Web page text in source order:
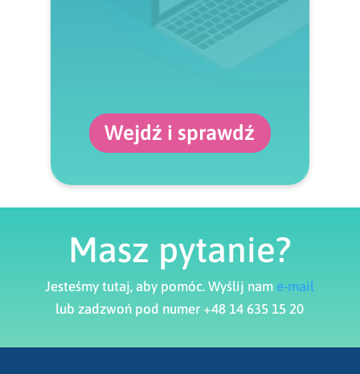
Wejdź i sprawdź
Masz pytanie?
Jesteśmy tutaj, aby pomóc. Wyślij nam e-mail
lub zadzwoń pod numer +48 14 635 15 20